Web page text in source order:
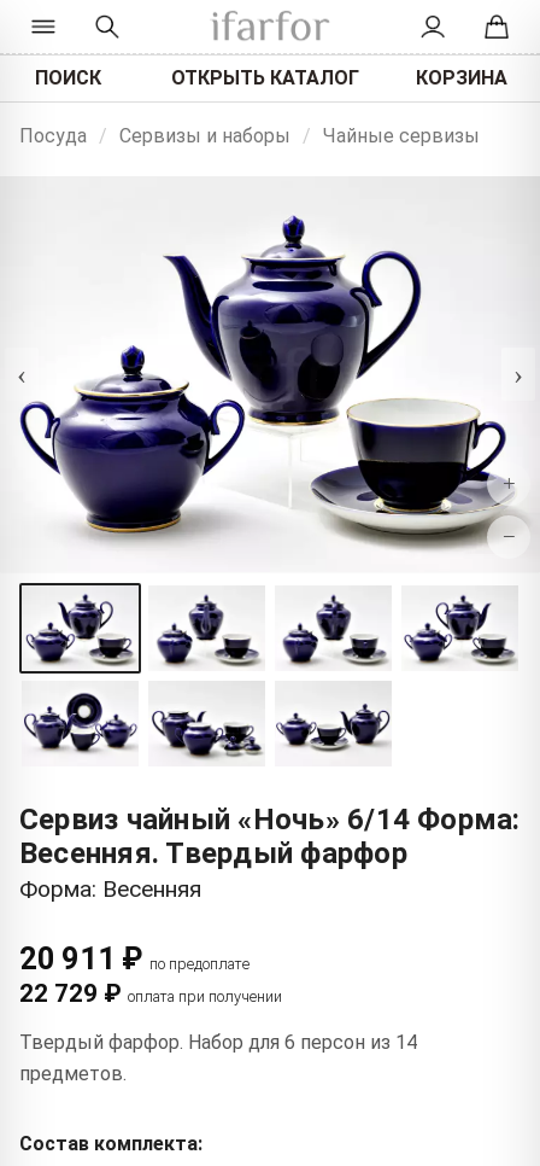
ПОИСК ОТКРЫТЬ КАТАЛОГ КОРЗИНА
Посуда / Сервизы и наборы / Чайные сервизы
‹ ›
+
−
Сервиз чайный «Ночь» 6/14 Форма:
Весенняя. Твердый фарфор
Форма: Весенняя
20 911 ₽ по предоплате
22 729 ₽ оплата при получении
Твердый фарфор. Набор для 6 персон из 14
предметов.
Состав комплекта: